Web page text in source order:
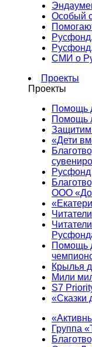
Особый
СМИ о
Проекты
Проекты
Помощь
Помощь
Защитим
«Дети
ООО
Помощь
Крылья
Мили
S7
«Сказки
Группа